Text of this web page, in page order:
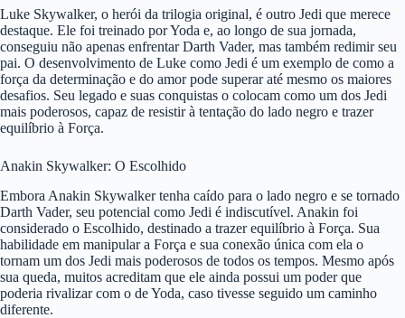
Luke Skywalker, o herói da trilogia original, é outro Jedi que merece
destaque. Ele foi treinado por Yoda e, ao longo de sua jornada,
conseguiu não apenas enfrentar Darth Vader, mas também redimir seu
pai. O desenvolvimento de Luke como Jedi é um exemplo de como a
força da determinação e do amor pode superar até mesmo os maiores
desafios. Seu legado e suas conquistas o colocam como um dos Jedi
mais poderosos, capaz de resistir à tentação do lado negro e trazer
equilíbrio à Força.
Anakin Skywalker: O Escolhido
Embora Anakin Skywalker tenha caído para o lado negro e se tornado
Darth Vader, seu potencial como Jedi é indiscutível. Anakin foi
considerado o Escolhido, destinado a trazer equilíbrio à Força. Sua
habilidade em manipular a Força e sua conexão única com ela o
tornam um dos Jedi mais poderosos de todos os tempos. Mesmo após
sua queda, muitos acreditam que ele ainda possui um poder que
poderia rivalizar com o de Yoda, caso tivesse seguido um caminho
diferente.